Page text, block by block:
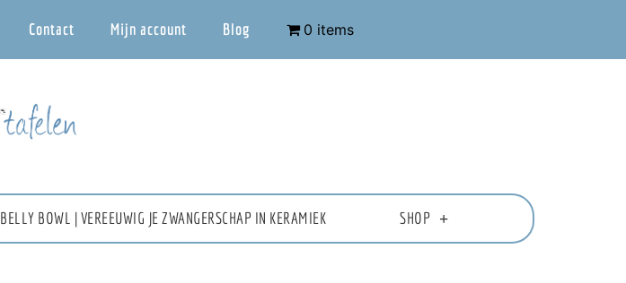
Contact Mijn account Blog 0 items
BELLY BOWL | VEREEUWIG JE ZWANGERSCHAP IN KERAMIEK SHOP